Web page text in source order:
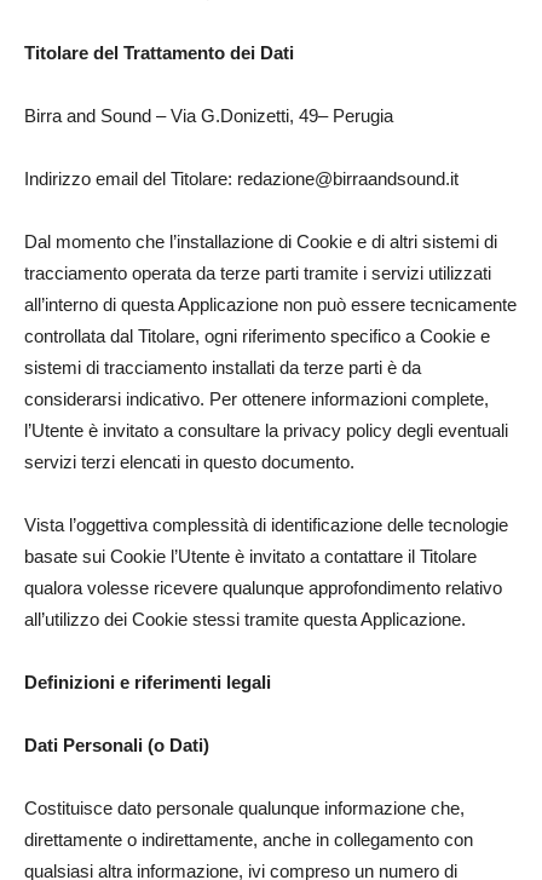
Titolare del Trattamento dei Dati
Birra and Sound – Via G.Donizetti, 49– Perugia
Indirizzo email del Titolare: redazione@birraandsound.it
Dal momento che l’installazione di Cookie e di altri sistemi di
tracciamento operata da terze parti tramite i servizi utilizzati
all’interno di questa Applicazione non può essere tecnicamente
controllata dal Titolare, ogni riferimento specifico a Cookie e
sistemi di tracciamento installati da terze parti è da
considerarsi indicativo. Per ottenere informazioni complete,
l’Utente è invitato a consultare la privacy policy degli eventuali
servizi terzi elencati in questo documento.
Vista l’oggettiva complessità di identificazione delle tecnologie
basate sui Cookie l’Utente è invitato a contattare il Titolare
qualora volesse ricevere qualunque approfondimento relativo
all’utilizzo dei Cookie stessi tramite questa Applicazione.
Definizioni e riferimenti legali
Dati Personali (o Dati)
Costituisce dato personale qualunque informazione che,
direttamente o indirettamente, anche in collegamento con
qualsiasi altra informazione, ivi compreso un numero di